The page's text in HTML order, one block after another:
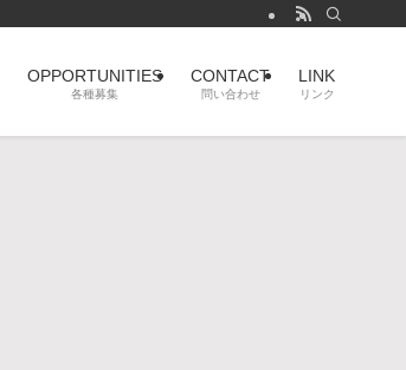
OPPORTUNITIES
各種募集
CONTACT
問い合わせ
LINK
リンク